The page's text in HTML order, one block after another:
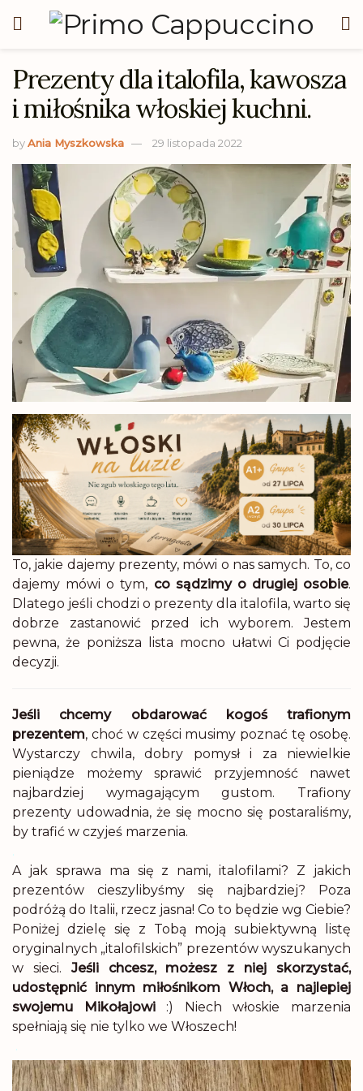
Prezenty dla italofila, kawosza
i miłośnika włoskiej kuchni.
byAnia Myszkowska 29 listopada 2022
To, jakie dajemy prezenty, mówi o nas samych. To, co
dajemy mówi o tym, co sądzimy o drugiej osobie.
Dlatego jeśli chodzi o prezenty dla italofila, warto się
dobrze zastanowić przed ich wyborem. Jestem
pewna, że poniższa lista mocno ułatwi Ci podjęcie
decyzji.
Jeśli chcemy obdarować kogoś trafionym
prezentem, choć w części musimy poznać tę osobę.
Wystarczy chwila, dobry pomysł i za niewielkie
pieniądze możemy sprawić przyjemność nawet
najbardziej wymagającym gustom. Trafiony
prezenty udowadnia, że się mocno się postaraliśmy,
by trafić w czyjeś marzenia.
.
A jak sprawa ma się z nami, italofilami? Z jakich
prezentów cieszylibyśmy się najbardziej? Poza
podróżą do Italii, rzecz jasna! Co to będzie wg Ciebie?
Poniżej dzielę się z Tobą moją subiektywną listę
oryginalnych „italofilskich” prezentów wyszukanych
w sieci. Jeśli chcesz, możesz z niej skorzystać,
udostępnić innym miłośnikom Włoch, a najlepiej
swojemu Mikołajowi:) Niech włoskie marzenia
spełniają się nie tylko we Włoszech!
.